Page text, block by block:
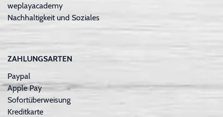
weplayacademy
Nachhaltigkeit und Soziales
ZAHLUNGSARTEN
Paypal
Apple Pay
Sofortüberweisung
Kreditkarte